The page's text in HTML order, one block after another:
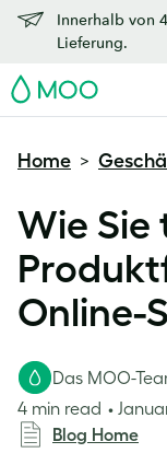
Innerhalb von
Lieferung.
MOO
Home >
Wie Sie
Online-
Das MOO-
4 min read
Blog Home